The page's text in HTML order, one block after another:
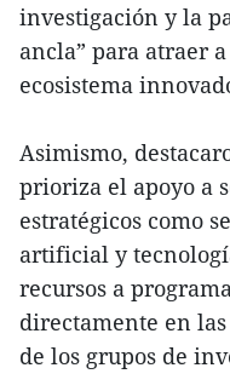
investigación y la
ancla” para atraer
ecosistema
Asimismo,
prioriza el apoyo a
estratégicos como
artificial y
recursos a
directamente en
de los grupos de